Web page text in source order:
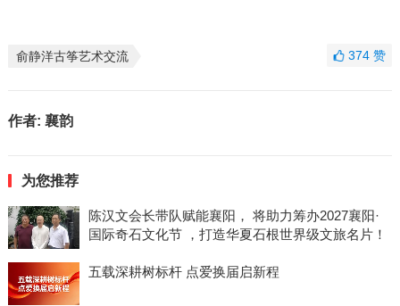
俞静洋古筝艺术交流 374赞
作者: 襄韵
为您推荐
陈汉文会长带队赋能襄阳， 将助力筹办2027襄阳·
国际奇石文化节 ，打造华夏石根世界级文旅名片！
五载深耕树标杆 点爱换届启新程